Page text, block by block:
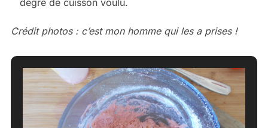
degré de cuisson voulu.
Crédit photos : c’est mon homme qui les a prises !